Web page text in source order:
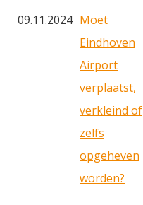
09.11.2024 Moet
Eindhoven
Airport
verplaatst,
verkleind of
zelfs
opgeheven
worden?